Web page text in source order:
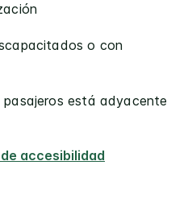
o con
está adyacente
accesibilidad